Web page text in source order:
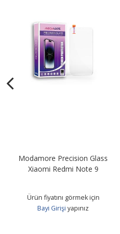
Modamore Precision Glass
Xiaomi Redmi Note 9
Ürün fiyatını görmek için
Bayi Girişi yapınız